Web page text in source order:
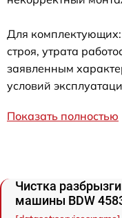
Для
строя, утрата
заявленным
условий
Показать полностью
Чистка
машины BDW